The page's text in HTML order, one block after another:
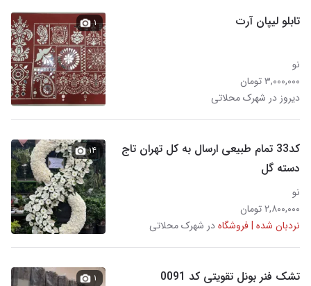
تابلو لیپان آرت
نو
۳,۰۰۰,۰۰۰ تومان
دیروز در شهرک محلاتی
۱
کد33 تمام طبیعی ارسال به کل تهران تاج
دسته گل
نو
۲,۸۰۰,۰۰۰ تومان
نردبان شده | فروشگاهدر شهرک محلاتی
۱۴
تشک فنر بونل تقویتی کد 0091 ۱